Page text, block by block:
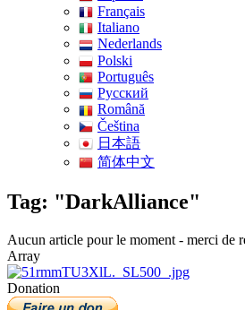
Français
Italiano
Nederlands
Polski
Português
Pусский
Română
Čeština
日本語
简体中文
Tag: "DarkAlliance"
Aucun article pour le moment - merci de
Array
Donation